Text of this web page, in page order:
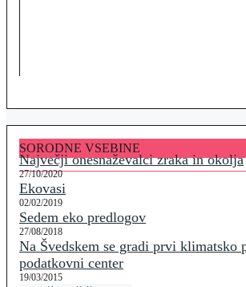
SORODNE VSEBINE
Največji onesnaževalci zraka in okolja
27/10/2020
Ekovasi
02/02/2019
Sedem eko predlogov
27/08/2018
Na Švedskem se gradi prvi klimatsko
podatkovni center
19/03/2015